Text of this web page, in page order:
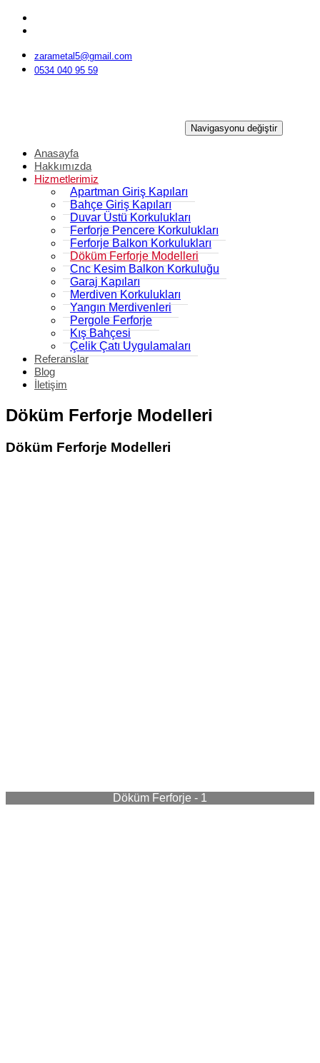
İçeriğe
geç
zarametal5@gmail.com
0534 040 95 59
Navigasyonu değiştir
Anasayfa
Hakkımızda
Hizmetlerimiz
Apartman Giriş Kapıları
Bahçe Giriş Kapıları
Duvar Üstü Korkulukları
Ferforje Pencere Korkulukları
Ferforje Balkon Korkulukları
Döküm Ferforje Modelleri
Cnc Kesim Balkon Korkuluğu
Garaj Kapıları
Merdiven Korkulukları
Yangın Merdivenleri
Pergole Ferforje
Kış Bahçesi
Çelik Çatı Uygulamaları
Referanslar
Blog
İletişim
Döküm Ferforje Modelleri
Döküm Ferforje Modelleri
Döküm Ferforje - 1